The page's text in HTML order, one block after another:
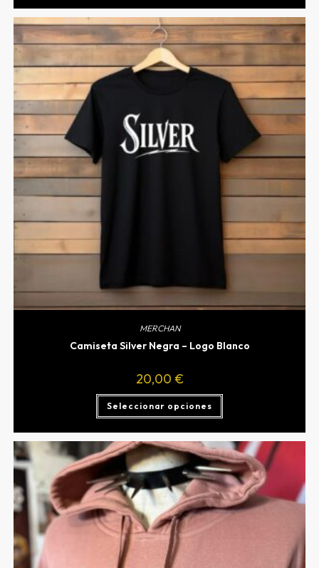
MERCHAN
Camiseta Silver Negra – Logo Blanco
20,00 €
Seleccionar opciones